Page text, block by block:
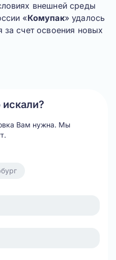
внешней среды
«Комупак» удалось
за счет освоения новых
Вам нужна. Мы